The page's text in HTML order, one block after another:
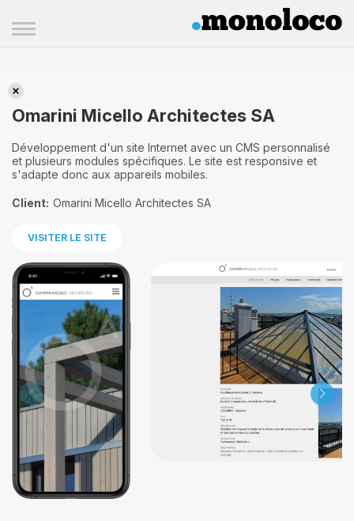
Omarini Micello Architectes SA
Développement d'un site Internet avec un CMS personnalisé
et plusieurs modules spécifiques. Le site est responsive et
s'adapte donc aux appareils mobiles.
Client: Omarini Micello Architectes SA
VISITER LE SITE